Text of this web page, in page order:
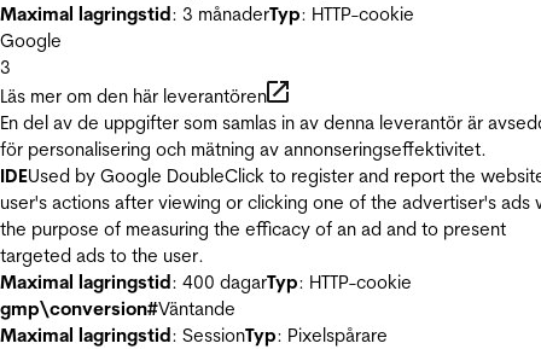
Maximal lagringstid: 3 månaderTyp: HTTP-cookie
Google
3
Läs mer om den här leverantören
En del av de uppgifter som samlas in av denna leverantör är
för personalisering och mätning av annonseringseffektivitet.
IDEUsed by Google DoubleClick to register and report the
user's actions after viewing or clicking one of the advertiser's ads
the purpose of measuring the efficacy of an ad and to present
targeted ads to the user.
Maximal lagringstid: 400 dagarTyp: HTTP-cookie
gmp\conversion#Väntande
Maximal lagringstid: SessionTyp: Pixelspårare